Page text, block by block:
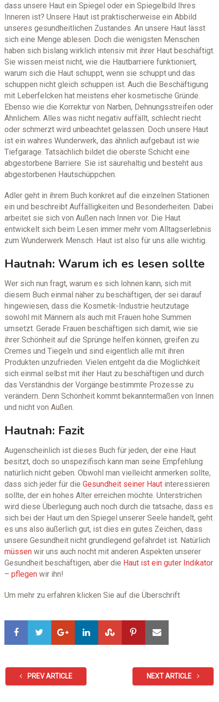
dass unsere Haut ein Spiegel oder ein Spiegelbild Ihres
Inneren ist? Unsere Haut ist praktischerweise ein Abbild
unseres gesundheitlichen Zustandes. An unsere Haut lässt
sich eine Menge ablesen. Doch die wenigsten Menschen
haben sich bislang wirklich intensiv mit ihrer Haut beschäftigt.
Sie wissen meist nicht, wie die Hautbarriere funktioniert,
warum sich die Haut schuppt, wenn sie schuppt und das
schuppen nicht gleich schuppen ist. Auch die Beschäftigung
mit Leberfelcken hat meistens eher kosmetische Gründe.
Ebenso wie die Korrektur von Narben, Dehnungsstreifen oder
Ähnlichem. Alles was nicht negativ auffällt, schlecht riecht
oder schmerzt wird unbeachtet gelassen. Doch unsere Haut
ist ein wahres Wunderwerk, das ähnlich aufgebaut ist wie
Tiefgarage. Tatsächlich bildet die oberste Schicht eine
abgestorbene Barriere. Sie ist säurehaltig und besteht aus
abgestorbenen Hautschüppchen.
Adler geht in ihrem Buch konkret auf die einzelnen Stationen
ein und beschreibt Auffälligkeiten und Besonderheiten. Dabei
arbeitet sie sich von Außen nach Innen vor. Die Haut
entwickelt sich beim Lesen immer mehr vom Alltagserlebnis
zum Wunderwerk Mensch. Haut ist also für uns alle wichtig.
Hautnah: Warum ich es lesen sollte
Wer sich nun fragt, warum es sich lohnen kann, sich mit
diesem Buch einmal näher zu beschäftigen, der sei darauf
hingewiesen, dass die Kosmetik-Industrie heutzutage
sowohl mit Männern als auch mit Frauen hohe Summen
umsetzt. Gerade Frauen beschäftigen sich damit, wie sie
ihrer Schönheit auf die Sprünge helfen können, greifen zu
Cremes und Tiegeln und sind eigentlich alle mit ihren
Produkten unzufrieden. Vielen entgeht da die Möglichkeit
sich einmal selbst mit iher Haut zu beschäftigen und durch
das Verständnis der Vorgänge bestimmte Prozesse zu
verändern. Denn Schönheit kommt bekanntermaßen von Innen
und nicht von Außen.
Hautnah: Fazit
Augenscheinlich ist dieses Buch für jeden, der eine Haut
besitzt, doch so unspezifisch kann man seine Empfehlung
natürlich nicht geben. Obwohl man vielleicht anmerken sollte,
dass sich jeder für die Gesundheit seiner Hautinteressieren
sollte, der ein hohes Alter erreichen möchte. Unterstrichen
wird diese Überlegung auch noch durch die tatsache, dass es
sich bei der Haut um den Spiegel unserer Seele handelt, geht
es uns also äußerlich gut, ist dies ein gutes Zeichen, dass
unsere Gesundheit nicht grundlegend gefährdet ist. Natürlich
müssenwir uns auch nocht mit anderen Aspekten unserer
Gesundheit beschäftigen, aber die Haut ist ein guter Indikator
– pflegenwir ihn!
Um mehr zu erfahren klicken Sie auf die Überschrift
PREV ARTICLE NEXT ARTICLE